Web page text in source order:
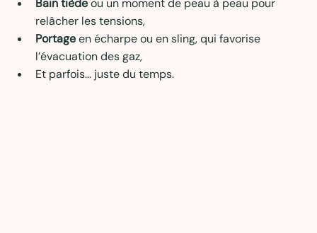
relâcher les tensions,
Portage en écharpe ou en sling, qui favorise
l’évacuation des gaz,
Et parfois… juste du temps.